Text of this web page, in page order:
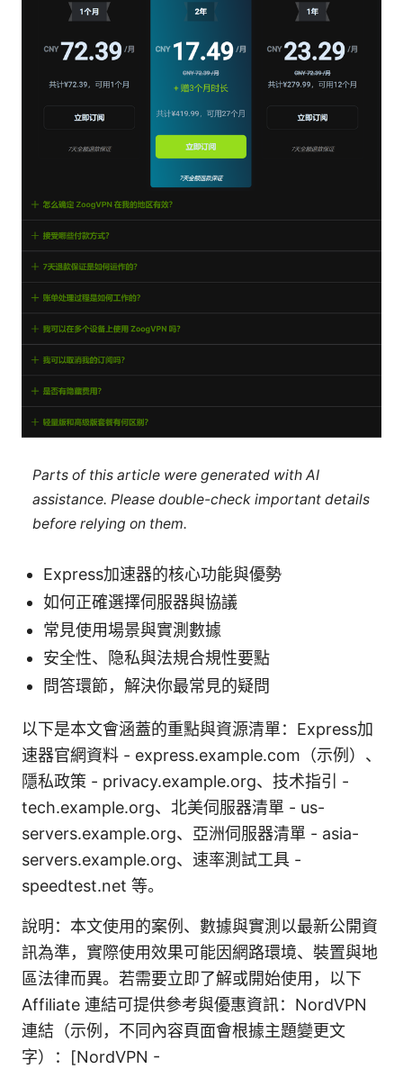
Parts of this article were generated with AI
assistance. Please double-check important details
before relying on them.
Express加速器的核心功能與優勢
如何正確選擇伺服器與協議
常見使用場景與實測數據
安全性、隐私與法規合規性要點
問答環節，解決你最常見的疑問
以下是本文會涵蓋的重點與資源清單：Express加
速器官網資料 - express.example.com（示例）、
隱私政策 - privacy.example.org、技术指引 -
tech.example.org、北美伺服器清單 - us-
servers.example.org、亞洲伺服器清單 - asia-
servers.example.org、速率測試工具 -
speedtest.net 等。
說明：本文使用的案例、數據與實測以最新公開資
訊為準，實際使用效果可能因網路環境、裝置與地
區法律而異。若需要立即了解或開始使用，以下
Affiliate 連結可提供參考與優惠資訊：NordVPN
連結（示例，不同內容頁面會根據主題變更文
字）：[NordVPN -